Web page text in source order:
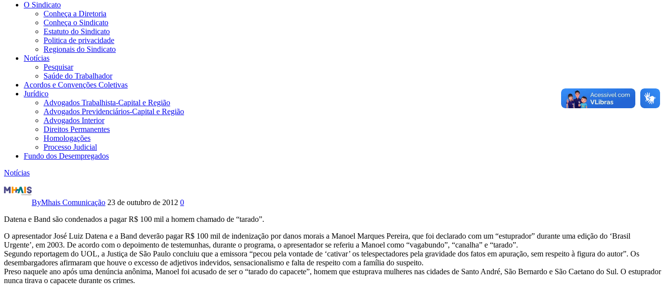
O Sindicato
Conheça a Diretoria
Conheça o Sindicato
Estatuto do Sindicato
Politica de privacidade
Regionais do Sindicato
Notícias
Pesquisar
Saúde do Trabalhador
Acordos e Convenções Coletivas
Jurídico
Advogados Trabalhista-Capital e Região
Advogados Previdenciários-Capital e Região
Advogados Interior
Direitos Permanentes
Homologações
Processo Judicial
Fundo dos Desempregados
Notícias
Datena
Band
são
condenados
a
ByMhais Comunicação 23 de outubro de 2012 0
Datena e Band são condenados a pagar R$ 100 mil a homem chamado de “tarado”.
O apresentador José Luiz Datena e a Band deverão pagar R$ 100 mil de indenização por danos morais a Manoel Marques Pereira, que foi declarado com um “estuprador” durante uma edição do ‘Brasil
Urgente’, em 2003. De acordo com o depoimento de testemunhas, durante o programa, o apresentador se referiu a Manoel como “vagabundo”, “canalha” e “tarado”.
Segundo reportagem do UOL, a Justiça de São Paulo concluiu que a emissora “pecou pela vontade de ‘cativar’ os telespectadores pela gravidade dos fatos em apuração, sem respeito à figura do autor”. Os
desembargadores afirmaram que houve o excesso de adjetivos indevidos, sensacionalismo e falta de respeito com a família do suspeito.
Preso naquele ano após uma denúncia anônima, Manoel foi acusado de ser o “tarado do capacete”, homem que estuprava mulheres nas cidades de Santo André, São Bernardo e São Caetano do Sul. O estuprador
nunca tirava o capacete durante os crimes.